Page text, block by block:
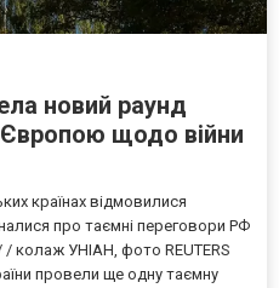
новий раунд
Європою щодо війни
країнах відмовилися
про таємні переговори РФ
/ колаж УНІАН, фото REUTERS
провели ще одну таємну